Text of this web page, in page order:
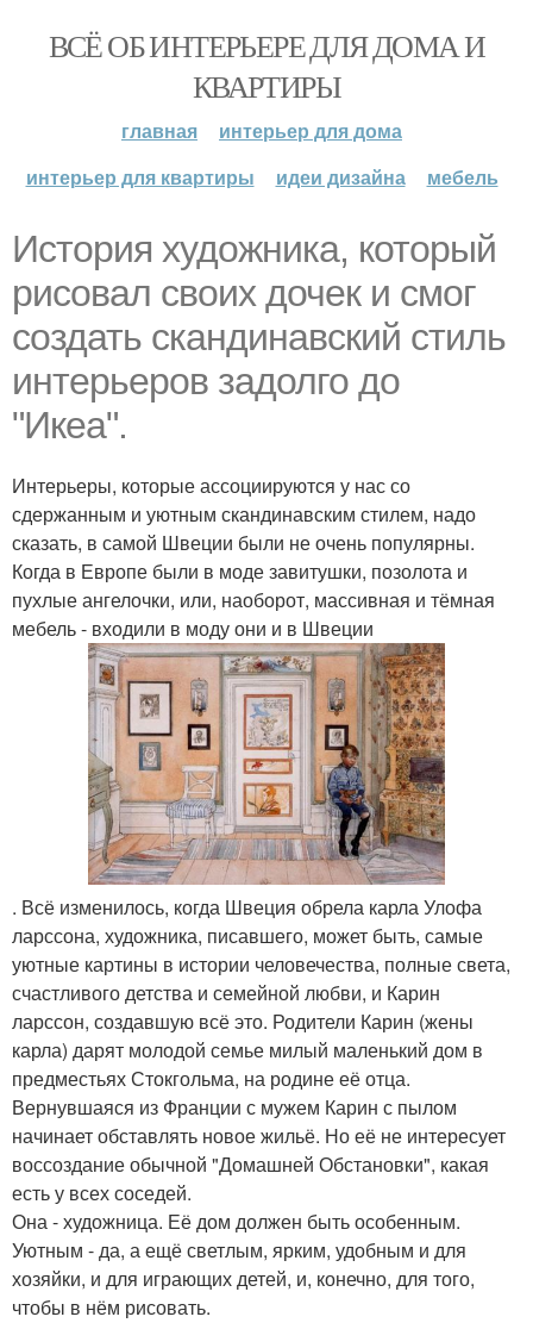
ВСЁ ОБ ИНТЕРЬЕРЕ ДЛЯ ДОМА И
КВАРТИРЫ
главная
интерьер для дома
интерьер для квартиры
идеи дизайна мебель
История художника, который
рисовал своих дочек и смог
создать скандинавский стиль
интерьеров задолго до
"Икеа".
Интерьеры, которые ассоциируются у нас со
сдержанным и уютным скандинавским стилем, надо
сказать, в самой Швеции были не очень популярны.
Когда в Европе были в моде завитушки, позолота и
пухлые ангелочки, или, наоборот, массивная и тёмная
мебель - входили в моду они и в Швеции
. Всё изменилось, когда Швеция обрела карла Улофа
ларссона, художника, писавшего, может быть, самые
уютные картины в истории человечества, полные света,
счастливого детства и семейной любви, и Карин
ларссон, создавшую всё это. Родители Карин (жены
карла) дарят молодой семье милый маленький дом в
предместьях Стокгольма, на родине её отца.
Вернувшаяся из Франции с мужем Карин с пылом
начинает обставлять новое жильё. Но её не интересует
воссоздание обычной "Домашней Обстановки", какая
есть у всех соседей.
Она - художница. Её дом должен быть особенным.
Уютным - да, а ещё светлым, ярким, удобным и для
хозяйки, и для играющих детей, и, конечно, для того,
чтобы в нём рисовать.